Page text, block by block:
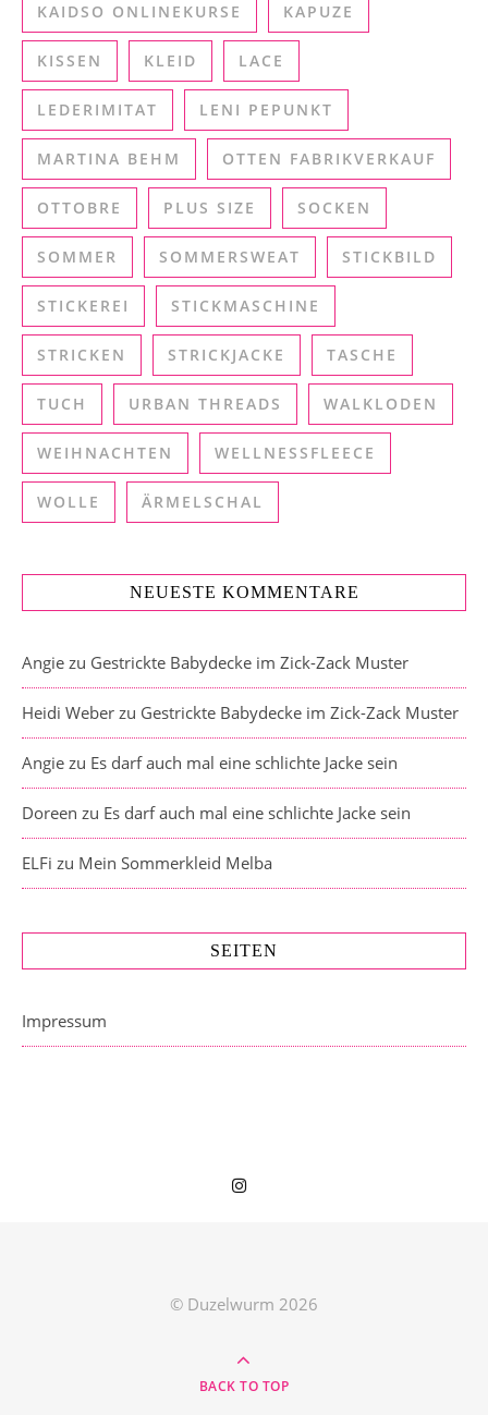
KAIDSO ONLINEKURSE KAPUZE
KISSEN KLEID LACE
LEDERIMITAT LENI PEPUNKT
MARTINA BEHM OTTEN FABRIKVERKAUF
OTTOBRE PLUS SIZE SOCKEN
SOMMER SOMMERSWEAT STICKBILD
STICKEREI STICKMASCHINE
STRICKEN STRICKJACKE TASCHE
TUCH URBAN THREADS WALKLODEN
WEIHNACHTEN WELLNESSFLEECE
WOLLE ÄRMELSCHAL
NEUESTE KOMMENTARE
Angie zu Gestrickte Babydecke im Zick-Zack Muster
Heidi Weber zu Gestrickte Babydecke im Zick-Zack Muster
Angie zu Es darf auch mal eine schlichte Jacke sein
Doreen zu Es darf auch mal eine schlichte Jacke sein
ELFi zu Mein Sommerkleid Melba
SEITEN
Impressum
© Duzelwurm 2026
BACK TO TOP